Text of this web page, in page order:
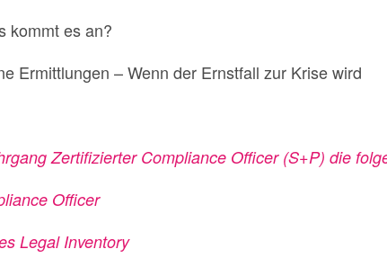
kommt es an?
Ermittlungen – Wenn der Ernstfall zur Krise wird
Zertifizierter Compliance Officer (S+P) die
Officer
Legal Inventory